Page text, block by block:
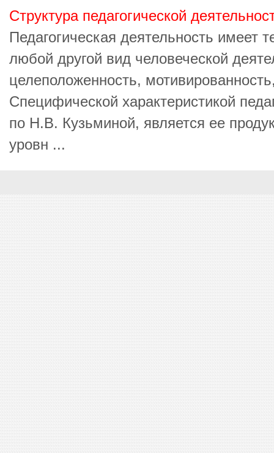
Структура педагогической
Педагогическая деятельность имеет
любой другой вид человеческой
целеположенность,
Специфической характеристикой
по Н.В. Кузьминой, является ее
уровн ...